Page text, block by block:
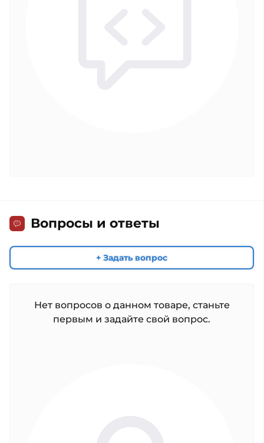
Вопросы и ответы
+ Задать вопрос
Нет вопросов о данном товаре, станьте
первым и задайте свой вопрос.